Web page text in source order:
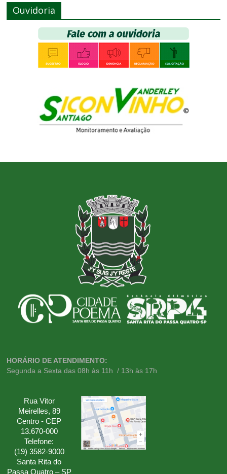
Ouvidoria
HORÁRIO DE ATENDIMENTO:
Segunda a Sexta das 08h às 11h / 13h às 17h
Rua Vitor
Meirelles, 89
Centro - CEP
13.670-000
Telefone:
(19) 3582-9000
Santa Rita do
Passa Quatro – SP